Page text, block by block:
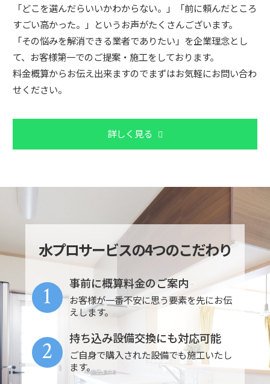
「どこを選んだらいいかわからない。」「前に頼んだところ
すごい高かった。」というお声がたくさんございます。
「その悩みを解消できる業者でありたい」を企業理念とし
て、お客様第一でのご提案・施工をしております。
料金概算からお伝え出来ますのでまずはお気軽にお問い合わ
せください。
詳しく見る
水プロサービスの4つのこだわり
事前に概算料金のご案内
お客様が一番不安に思う要素を先にお伝
えします。
1
持ち込み設備交換にも対応可能
ご自身で購入された設備でも施工いたし
ます。
2